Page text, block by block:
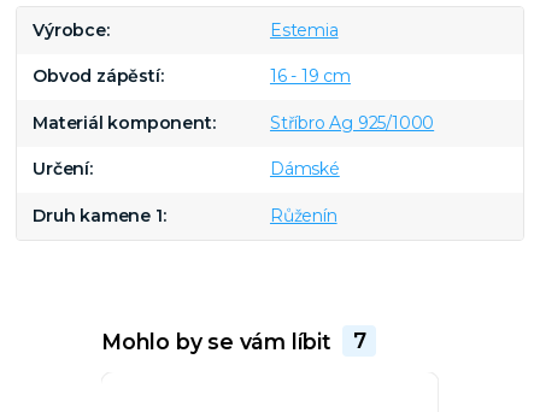
Výrobce Estemia
Obvod zápěstí 16 - 19 cm
Materiál komponent Stříbro Ag 925/1000
Určení Dámské
Druh kamene 1 Růženín
Mohlo by se vám líbit 7